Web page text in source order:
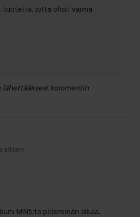
tuotetta, jotta olisit varma
lähettääksesi kommentin
sitten1 vuotta sitten
MN5:ta pidemmän aikaa,